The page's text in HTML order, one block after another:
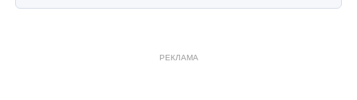
РЕКЛАМА